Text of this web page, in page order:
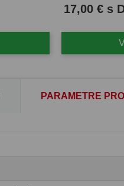
Cena
17,00 € s
PARAMETRE